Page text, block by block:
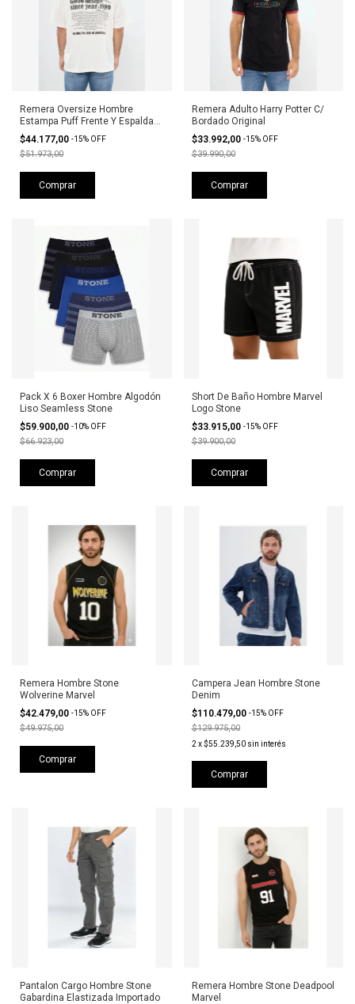
Remera Oversize Hombre
Estampa Puff Frente Y Espalda
Stone
$44.177,00 -15% OFF
$51.973,00
Comprar
Remera Adulto Harry Potter C/
Bordado Original
$33.992,00 -15% OFF
$39.990,00
Comprar
Pack X 6 Boxer Hombre Algodón
Liso Seamless Stone
$59.900,00 -10% OFF
$66.923,00
Comprar
Short De Baño Hombre Marvel
Logo Stone
$33.915,00 -15% OFF
$39.900,00
Comprar
Remera Hombre Stone
Wolverine Marvel
$42.479,00 -15% OFF
$49.975,00
Comprar
Campera Jean Hombre Stone
Denim
$110.479,00 -15% OFF
$129.975,00
2 x$55.239,50 sin interés
Comprar
Pantalon Cargo Hombre Stone
Gabardina Elastizada Importado
Remera Hombre Stone Deadpool
Marvel